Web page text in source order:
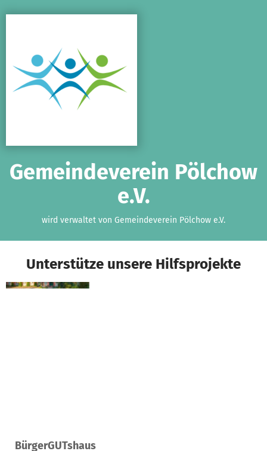
Gemeindeverein Pölchow
e.V.
wird verwaltet von Gemeindeverein Pölchow e.V.
Unterstütze unsere Hilfsprojekte
BürgerGUTshaus
Ein Projekt in Pölchow, Deutschland